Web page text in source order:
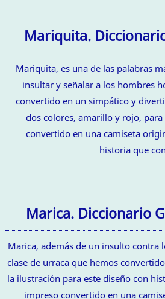
Mariquita.
Mariquita, es una de las palabras
insultar y señalar a los hombres
convertido en un simpático y
dos colores, amarillo y rojo,
convertido en una camiseta
historia que
Marica. Diccionario
Marica, además de un insulto contra
clase de urraca que hemos
la ilustración para este diseño con
impreso convertido en una